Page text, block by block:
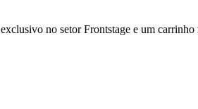
no setor Frontstage e um